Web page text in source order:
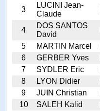
3
LUCINI Jean-
Claude
4
DOS SANTOS
David
5
MARTIN Marcel
6
GERBER Yves
7
SYDLER Eric
8
LYON Didier
9
JUIN Christian
10
SALEH Kalid